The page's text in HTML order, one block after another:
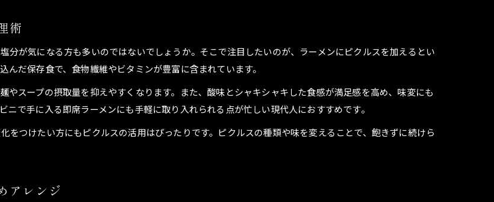
ピクルスの使い方でラーメンタイムを新感覚に
カップラーメンにも合うピクルスのアレンジ術
ン×ピクルスの意外な組み合わせとは
ラーメンとピクルスの相性が良い理由を徹底解説
ピクルス入りラーメンが話題となる背景を紹介
SNSで注目のピクルス味ラーメンのトレンド紹介
志向な食事にピクルスの活用術
術
分が気になる方も多いのではないでしょうか。そこで注目したいのが、ラーメンにピクルスを加えるとい
だ保存食で、食物繊維やビタミンが豊富に含まれています。
やスープの摂取量を抑えやすくなります。また、酸味とシャキシャキした食感が満足感を高め、味変にも
で手に入る即席ラーメンにも手軽に取り入れられる点が忙しい現代人におすすめです。
をつけたい方にもピクルスの活用はぴったりです。ピクルスの種類や味を変えることで、飽きずに続けら
アレンジ